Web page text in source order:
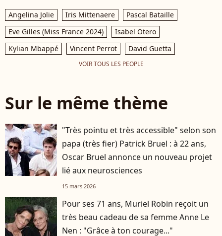
Angelina Jolie Iris Mittenaere
Pascal Bataille
Eve Gilles (Miss France 2024)
Isabel Otero
Kylian Mbappé
Vincent Perrot David Guetta
VOIR TOUS LES PEOPLE
Sur le même thème
"Très pointu et très accessible" selon son
papa (très fier) Patrick Bruel : à 22 ans,
Oscar Bruel annonce un nouveau projet
lié aux neurosciences
15 mars 2026
Pour ses 71 ans, Muriel Robin reçoit un
très beau cadeau de sa femme Anne Le
Nen : "Grâce à ton courage..."